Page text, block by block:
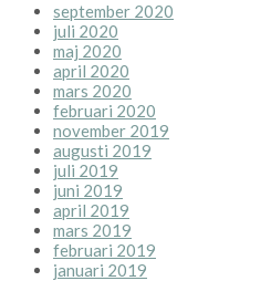
september 2020
juli 2020
maj 2020
april 2020
mars 2020
februari 2020
november 2019
augusti 2019
juli 2019
juni 2019
april 2019
mars 2019
februari 2019
januari 2019